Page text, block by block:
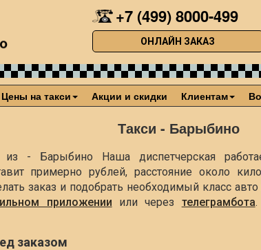
+7 (499) 8000-499
ОНЛАЙН ЗАКАЗ
Цены на такси Акции и скидки Клиентам
Такси - Барыбино
из - Барыбино Наша диспетчерская
примернорублей, расстояние около
заказ и подобрать необходимый класс
приложении или через телеграмбота.
заказом